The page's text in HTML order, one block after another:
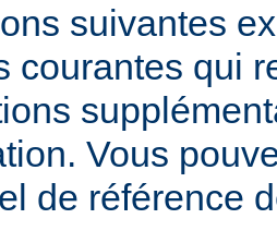
suivantes
courantes qui
Vous
de référence